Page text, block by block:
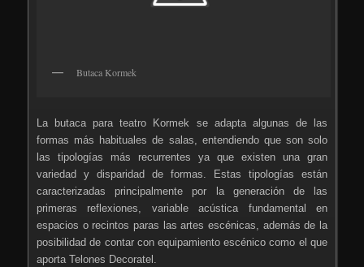
Butaca Kormek
La butaca para teatro Kormek se adapta algunas de las
formas más habituales de salas, entendiendo que son solo
las tipologías más recurrentes ya que existen una gran
variedad y disparidad de formas. Estas tipologías están
caracterizadas principalmente por la generación de las
primeras reflexiones, variable acústica fundamental en
espacios o recintos paras las artes escénicas, además de la
posibilidad de contar con equipamiento escénico como el que
aporta Telones Decoratel.